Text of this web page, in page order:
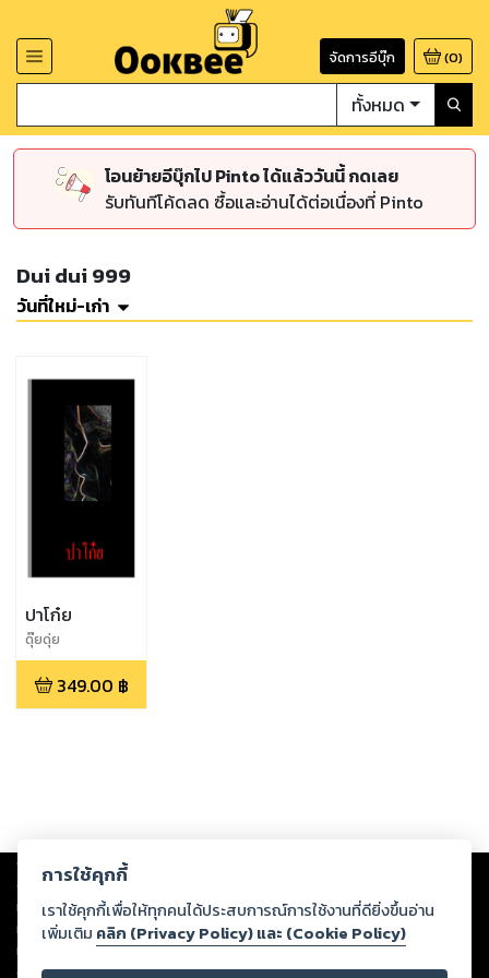
จัดการอีบุ๊ก (0)
ทั้งหมด
โอนย้ายอีบุ๊กไป Pinto ได้แล้ววันนี้ กดเลย
รับทันทีโค้ดลด ซื้อและอ่านได้ต่อเนื่องที่ Pinto
Dui dui 999
วันที่ใหม่-เก่า
ปาโก๋ย
ดุ๊ยดุ่ย
349.00 ฿
Copyright © 2026
ต่อผลงานหรือเนื้อหาใดที่อัปโหลดผ่านเว็บไซต์และปรากฏว่าละเมิดสิทธิใน
ทรัพย์สินทางปัญญาของบุคคลอื่นหรือขัดต่อกฎหมายและศีลธรรม ดังนั้น ผู้อ่าน
ทุกท่านโปรดใช้วิจารณญาณในการกลั่นกรองด้วยตนเอง และหากท่านพบว่าส่วน
หนึ่งส่วนใดขัดต่อกฎหมายและศีลธรรม กรุณาแจ้งมายังบริษัท เพื่อทีมงานจะได้
ดำเนินการในทันที ทั้งนี้ ทางสตอรี่ล็อกขอสงวนลิขสิทธิ์ตามพระราชบัญญัติ
การใช้คุกกี้
เราใช้คุกกี้เพื่อให้ทุกคนได้ประสบการณ์การใช้งานที่ดียิ่งขึ้นอ่าน
เพิ่มเติม คลิก (Privacy Policy) และ (Cookie Policy)